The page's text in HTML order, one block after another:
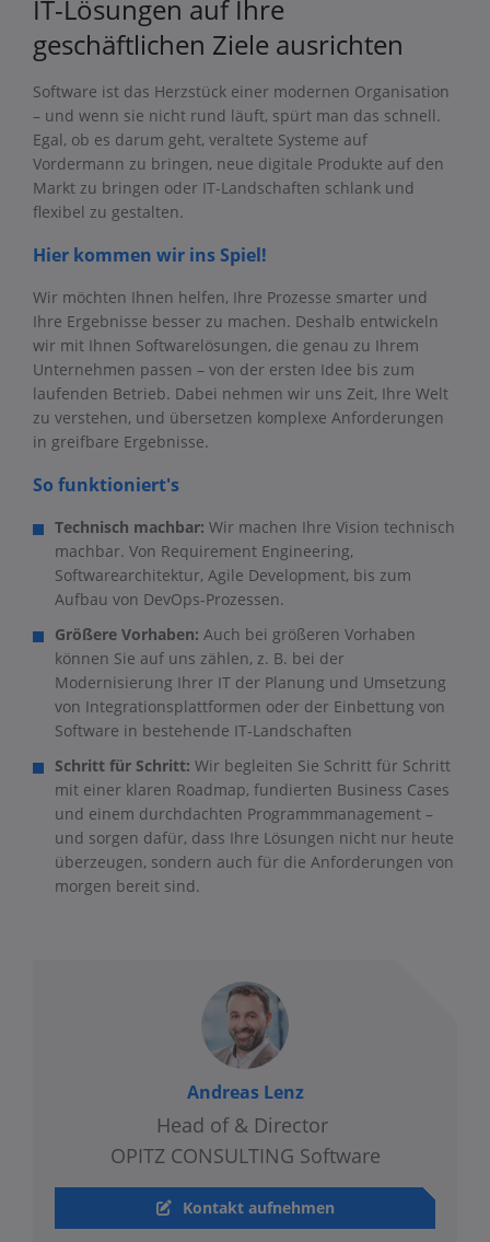
IT-Lösungen auf Ihre
geschäftlichen Ziele ausrichten
Software ist das Herzstück einer modernen Organisation
– und wenn sie nicht rund läuft, spürt man das schnell.
Egal, ob es darum geht, veraltete Systeme auf
Vordermann zu bringen, neue digitale Produkte auf den
Markt zu bringen oder IT-Landschaften schlank und
flexibel zu gestalten.
Hier kommen wir ins Spiel!
Wir möchten Ihnen helfen, Ihre Prozesse smarter und
Ihre Ergebnisse besser zu machen. Deshalb entwickeln
wir mit Ihnen Softwarelösungen, die genau zu Ihrem
Unternehmen passen – von der ersten Idee bis zum
laufenden Betrieb. Dabei nehmen wir uns Zeit, Ihre Welt
zu verstehen, und übersetzen komplexe Anforderungen
in greifbare Ergebnisse.
So funktioniert's
Technisch machbar: Wir machen Ihre Vision technisch
machbar. Von Requirement Engineering,
Softwarearchitektur, Agile Development, bis zum
Aufbau von DevOps-Prozessen.
Größere Vorhaben: Auch bei größeren Vorhaben
können Sie auf uns zählen, z. B. bei der
Modernisierung Ihrer IT der Planung und Umsetzung
von Integrationsplattformen oder der Einbettung von
Software in bestehende IT-Landschaften
Schritt für Schritt: Wir begleiten Sie Schritt für Schritt
mit einer klaren Roadmap, fundierten Business Cases
und einem durchdachten Programmmanagement –
und sorgen dafür, dass Ihre Lösungen nicht nur heute
überzeugen, sondern auch für die Anforderungen von
morgen bereit sind.
Andreas Lenz
Head of & Director
OPITZ CONSULTING Software
Kontakt aufnehmen